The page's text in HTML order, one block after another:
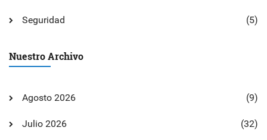
Seguridad (5)
Nuestro Archivo
Agosto 2026 (9)
Julio 2026 (32)